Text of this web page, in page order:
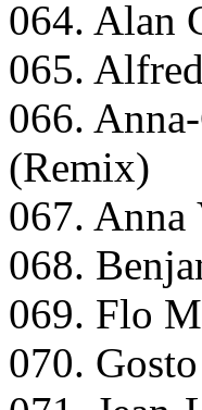
064. Alаn
065.
066.
(Rеmix)
067. Annа
068.
069. Flо
070.